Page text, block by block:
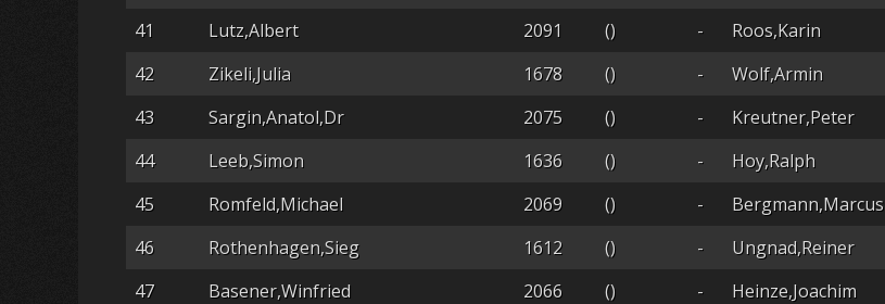
41
Lutz,Albert 2091 () - Roos,Karin
42
Zikeli,Julia 1678 () - Wolf,Armin
43
Sargin,Anatol,Dr 2075 () - Kreutner,Peter
44
Leeb,Simon 1636 () - Hoy,Ralph
45
Romfeld,Michael 2069 () - Bergmann,Marcus
46
Rothenhagen,Sieg 1612 () - Ungnad,Reiner
47
Basener,Winfried 2066 () - Heinze,Joachim